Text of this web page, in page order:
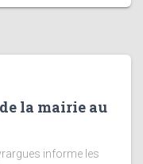
la mairie au
informe les